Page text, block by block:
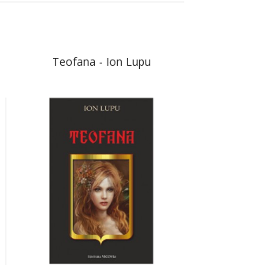
Teofana - Ion Lupu